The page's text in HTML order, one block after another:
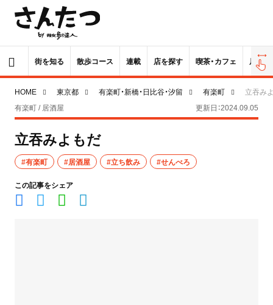
街を知る 散歩コース 連載 店を探す 喫茶・カフェ 居酒屋
HOME 東京都 有楽町・新橋・日比谷・汐留 有楽町
立吞み
有楽町 / 居酒屋
更新日：2024.09.05
立吞みよもだ
#有楽町 #居酒屋 #立ち飲み #せんべろ
この記事をシェア